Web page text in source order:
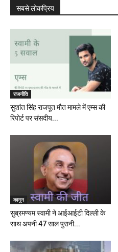
सबसे लोकप्रिय
राजनीति
सुशांत सिंह राजपूत मौत मामले में एम्स की
रिपोर्ट पर संसदीय...
कानून
सुब्रमण्यम स्वामी ने आईआईटी दिल्ली के
साथ अपनी 47 साल पुरानी...